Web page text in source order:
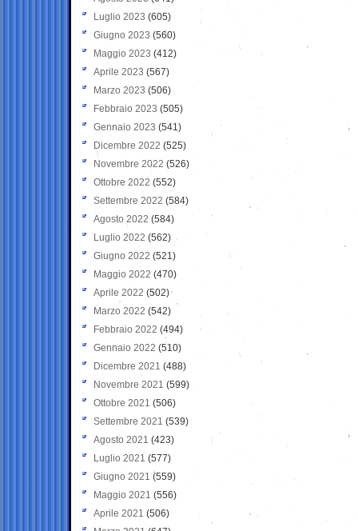
Luglio 2023 (605)
Giugno 2023 (560)
Maggio 2023 (412)
Aprile 2023 (567)
Marzo 2023 (506)
Febbraio 2023 (505)
Gennaio 2023 (541)
Dicembre 2022 (525)
Novembre 2022 (526)
Ottobre 2022 (552)
Settembre 2022 (584)
Agosto 2022 (584)
Luglio 2022 (562)
Giugno 2022 (521)
Maggio 2022 (470)
Aprile 2022 (502)
Marzo 2022 (542)
Febbraio 2022 (494)
Gennaio 2022 (510)
Dicembre 2021 (488)
Novembre 2021 (599)
Ottobre 2021 (506)
Settembre 2021 (539)
Agosto 2021 (423)
Luglio 2021 (577)
Giugno 2021(559)
Maggio 2021 (556)
Aprile 2021 (506)